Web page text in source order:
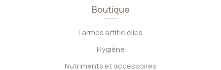
Boutique
Larmes artificielles
Hygiène
Nutriments et accessoires